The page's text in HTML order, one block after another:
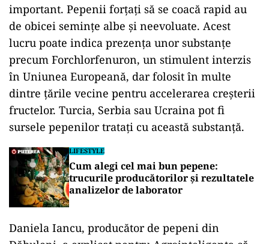
important. Pepenii forțați să se coacă rapid au
de obicei semințe albe și neevoluate. Acest
lucru poate indica prezența unor substanțe
precum Forchlorfenuron, un stimulent interzis
în Uniunea Europeană, dar folosit în multe
dintre țările vecine pentru accelerarea creșterii
fructelor. Turcia, Serbia sau Ucraina pot fi
sursele pepenilor tratați cu această substanță.
LIFESTYLE
Cum alegi cel mai bun pepene:
trucurile producătorilor și rezultatele
analizelor de laborator
Daniela Iancu, producător de pepeni din